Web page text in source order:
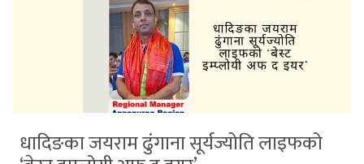
धादिङका जयराम ढुंगाना सूर्यज्योति लाइफको